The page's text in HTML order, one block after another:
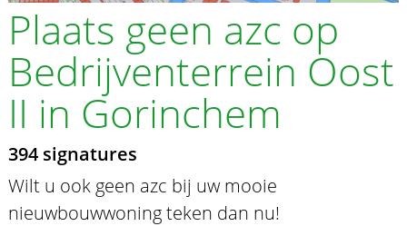
Plaats geen azc op
Bedrijventerrein Oost
II in Gorinchem
394 signatures
Wilt u ook geen azc bij uw mooie
nieuwbouwwoning teken dan nu!